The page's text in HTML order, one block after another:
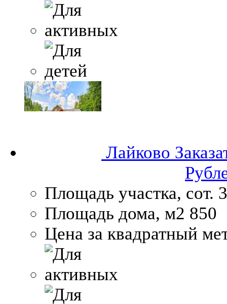
Лайково
Площадь участка, сот.
Площадь дома, м2 850
Цена за квадратный